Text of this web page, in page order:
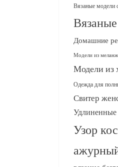
Вязаные модели
Домашние
Модели из
Модели из
Одежда для
Свитер
Удлиненные
Узор